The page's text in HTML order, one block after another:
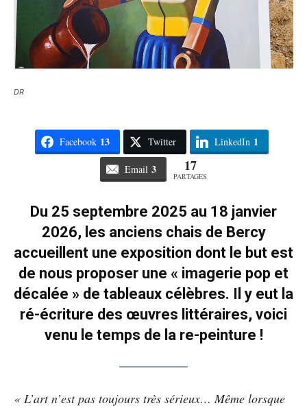
DR
Facebook 13 Twitter LinkedIn 1
Email 3 17
PARTAGES
Du 25 septembre 2025 au 18 janvier
2026, les anciens chais de Bercy
accueillent une exposition dont le but est
de nous proposer une « imagerie pop et
décalée » de tableaux célèbres. Il y eut la
ré-écriture des œuvres littéraires, voici
venu le temps de la re-peinture !
« L’art n’est pas toujours très sérieux… Même lorsque